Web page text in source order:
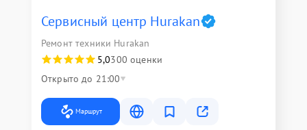
Сервисный центр Hurakan
Ремонт техники Hurakan
5,0300 оценки
Открыто до 21:00
Маршрут